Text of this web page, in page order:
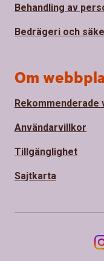
Behandling av
Bedrägeri och
Om
Rekommenderade
Användarvillkor
Tillgänglighet
Sajtkarta